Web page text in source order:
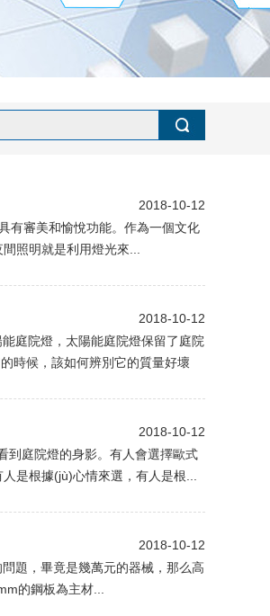
2018-10-12
有審美和愉悅功能。作為一個文化
間照明就是利用燈光來...
2018-10-12
庭院燈，太陽能庭院燈保留了庭院
時候，該如何辨別它的質量好壞
2018-10-12
院燈的身影。有人會選擇歐式
人是根據(jù)心情來選，有人是根...
2018-10-12
題，畢竟是幾萬元的器械，那么高
的鋼板為主材...